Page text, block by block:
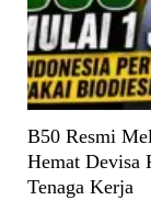
B50 Resmi
Hemat Devisa
Tenaga Kerja